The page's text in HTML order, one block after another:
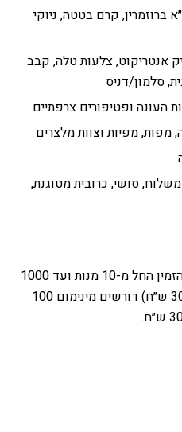
ברוזמרין, קרם בטטה, ניוקי
סטייק אנטריקוט, צלעות טלה, קבב
סלמון/דניס
העונה ופטיפורים צרפתיים
מפות, מפיות וצוות מלצרים
סושי, כרובית מטוגנת,
החל מ-10 מנות ועד 1000
מנות. תפריטי הפרימיום (170 ו-300 ש״ח) דורשים מינימום 100